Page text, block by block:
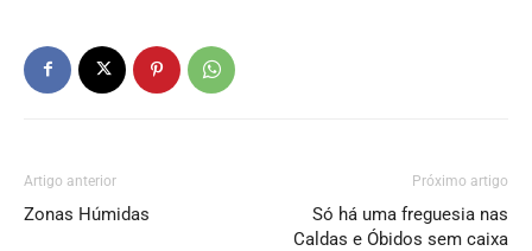
Artigo anterior
Zonas Húmidas
Próximo artigo
Só há uma freguesia nas
Caldas e Óbidos sem caixa